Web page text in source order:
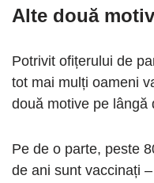
Alte două
Potrivit ofițerului de
tot mai mulți oameni
două motive pe lângă
Pe de o parte, peste
de ani sunt vaccinați